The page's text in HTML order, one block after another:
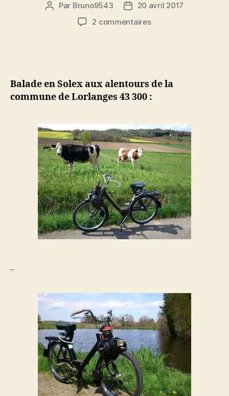
Auteur
Par Bruno9543
Date
de
20 avril 2017
2 commentairessur
en
Auvergne
le
04-
2017
Balade en Solex aux alentours de la
commune de Lorlanges 43 300 :